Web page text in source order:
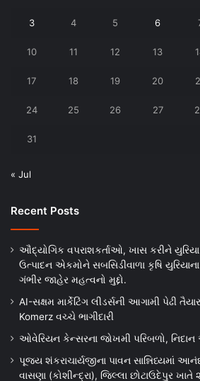
3 4 5 6
10 11 12 13
17 18 19 20
24 25 26 27
31
« Jul
Recent Posts
ઔદ્યોગિક વપરાશકર્તાઓ, ખાસ કરીને યુરિયા
ઉત્પાદન એકમોને સબસિડીવાળા કૃષિ
ગંભીર જાહેર મહત્વનો મુદ્દો.
AI-સક્ષમ માર્કેટિંગ લીડર્સની આગામી પેઢી
Komerz વચ્ચે ભાગીદારી
ઓવેરિયન કેન્સરના જોખમી પરિબળો, નિદાન
પૂજ્ય શંકરાચાર્યજીના પાવન સાન્નિધ્યમાં
વાસણા (કોશીન્દ્રા), જિલ્લા છોટાઉદેપુર